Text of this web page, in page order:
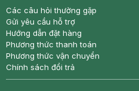
Các câu hỏi thường gặp
Gửi yêu cầu hỗ trợ
Hướng dẫn đặt hàng
Phương thức thanh toán
Phương thức vận chuyển
Chính sách đổi trả